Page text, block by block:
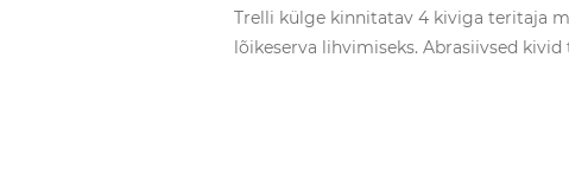
Trelli külge kinnitatav 4 kiviga teritaja
lõikeserva lihvimiseks. Abrasiivsed